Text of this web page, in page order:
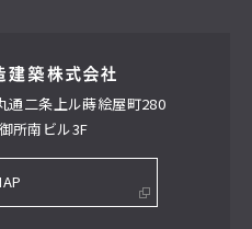
通二条上ル蒔絵屋町280
所南ビル3F